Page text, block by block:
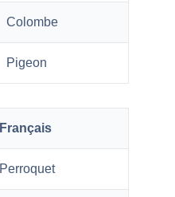
Colombe
Pigeon
Français
Perroquet